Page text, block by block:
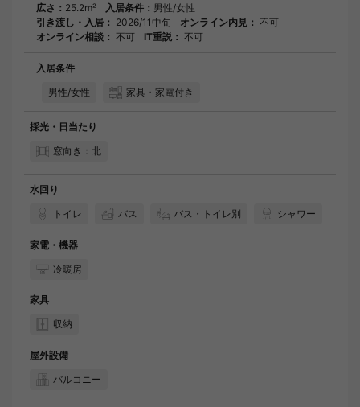
広さ： 25.2m² 入居条件： 男性/女性
引き渡し・入居： 2026/11中旬 オンライン内見： 不可
オンライン相談： 不可 IT重説： 不可
入居条件
男性/女性
家具・家電付き
採光・日当たり
窓向き：北
水回り
トイレ
バス バス・トイレ別 シャワー
家電・機器
冷暖房
家具
収納
屋外設備
バルコニー